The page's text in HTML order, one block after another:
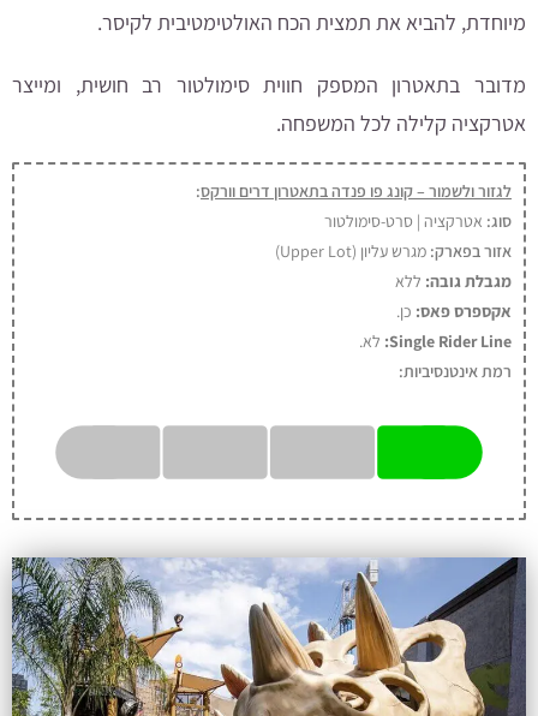
מיוחדת, להביא את תמצית הכח האולטימטיבית לקיסר.
מדובר בתאטרון המספק חווית סימולטור רב חושית, ומייצר
אטרקציה קלילה לכל המשפחה.
לגזור ולשמור – קונג פו פנדה בתאטרון דרים וורקס:
סוג: אטרקציה | סרט-סימולטור
אזור בפארק: מגרש עליון (Upper Lot)
מגבלת גובה: ללא
אקספרס פאס: כן.
Single Rider Line: לא.
רמת אינטנסיביות: